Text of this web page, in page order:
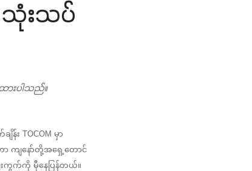
းသပ်
ားပါသည်။
း TOCOM မှာ
ကျနော်တို့အရှေ့တောင်
းကွက်ကို မှီနေပြန်တယ်။